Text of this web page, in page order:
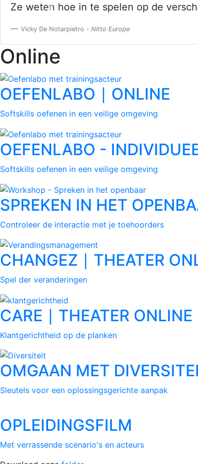
Ze weten hoe in te spelen op de
Vicky De Notarpietro - Nitto Europe
Online
OEFENLABO ∣ ONLINE
Softskills oefenen in een veilige omgeving
OEFENLABO -
Softskills oefenen in een veilige omgeving
SPREKEN IN HET
Controleer de interactie met je toehoorders
CHANGEZ ∣ THEATER
Spel der veranderingen
CARE ∣ THEATER ONLINE
Klantgerichtheid op de planken
OMGAAN MET
Sleutels voor een oplossingsgerichte aanpak
OPLEIDINGSFILM
Met verrassende scenario's en acteurs